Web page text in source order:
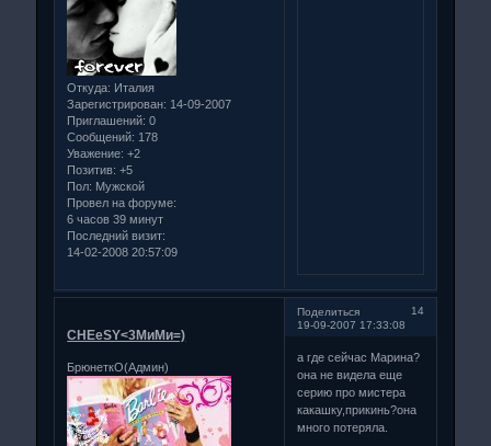
Откуда: Италия
Зарегистрирован: 14-09-2007
Приглашений: 0
Сообщений: 178
Уважение: +2
Позитив: +5
Пол: Мужской
Провел на форуме:
6 часов 39 минут
Последний визит:
14-02-2008 20:57:09
Поделиться
14
19-09-2007 17:33:08
CHEeSY<3МиМи=)
БрюнеткО(Админ)
а где сейчас Марина?
она не видела еще
серию про мистера
какашку,прикинь?она
много потеряла.